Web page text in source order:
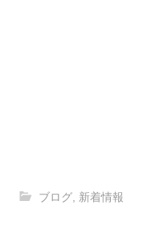
ブログ 新着情報